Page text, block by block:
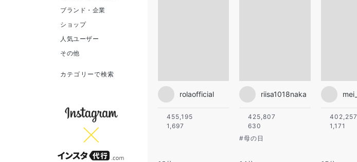
ブランド・企業
ショップ
人気ユーザー
その他
カテゴリーで検索
rolaofficial
455,195
1,697
riisa1018naka
425,807
630
#母の日
402,257
1,171